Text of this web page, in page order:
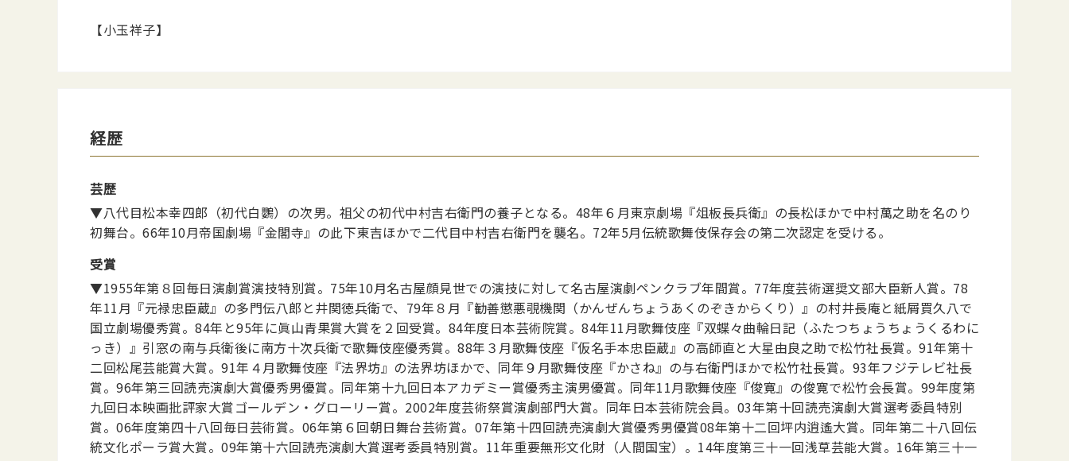
【小玉祥子】
経歴
芸歴
▼八代目松本幸四郎（初代白鸚）の次男。祖父の初代中村吉右衛門の養子となる。48年６月東京劇場『俎板長兵衛』の長松ほかで中村萬之助を名のり
初舞台。66年10月帝国劇場『金閣寺』の此下東吉ほかで二代目中村吉右衛門を襲名。72年5月伝統歌舞伎保存会の第二次認定を受ける。
受賞
▼1955年第８回毎日演劇賞演技特別賞。75年10月名古屋顔見世での演技に対して名古屋演劇ペンクラブ年間賞。77年度芸術選奨文部大臣新人賞。78
年11月『元禄忠臣蔵』の多門伝八郎と井関徳兵衛で、79年８月『勧善懲悪覗機関（かんぜんちょうあくのぞきからくり）』の村井長庵と紙屑買久八で
国立劇場優秀賞。84年と95年に眞山青果賞大賞を２回受賞。84年度日本芸術院賞。84年11月歌舞伎座『双蝶々曲輪日記（ふたつちょうちょうくるわに
っき）』引窓の南与兵衛後に南方十次兵衛で歌舞伎座優秀賞。88年３月歌舞伎座『仮名手本忠臣蔵』の高師直と大星由良之助で松竹社長賞。91年第十
二回松尾芸能賞大賞。91年４月歌舞伎座『法界坊』の法界坊ほかで、同年９月歌舞伎座『かさね』の与右衛門ほかで松竹社長賞。93年フジテレビ社長
賞。96年第三回読売演劇大賞優秀男優賞。同年第十九回日本アカデミー賞優秀主演男優賞。同年11月歌舞伎座『俊寛』の俊寛で松竹会長賞。99年度第
九回日本映画批評家大賞ゴールデン・グローリー賞。2002年度芸術祭賞演劇部門大賞。同年日本芸術院会員。03年第十回読売演劇大賞選考委員特別
賞。06年度第四十八回毎日芸術賞。06年第６回朝日舞台芸術賞。07年第十四回読売演劇大賞優秀男優賞08年第十二回坪内逍遙大賞。同年第二十八回伝
統文化ポーラ賞大賞。09年第十六回読売演劇大賞選考委員特別賞。11年重要無形文化財（人間国宝）。14年度第三十一回浅草芸能大賞。16年第三十一